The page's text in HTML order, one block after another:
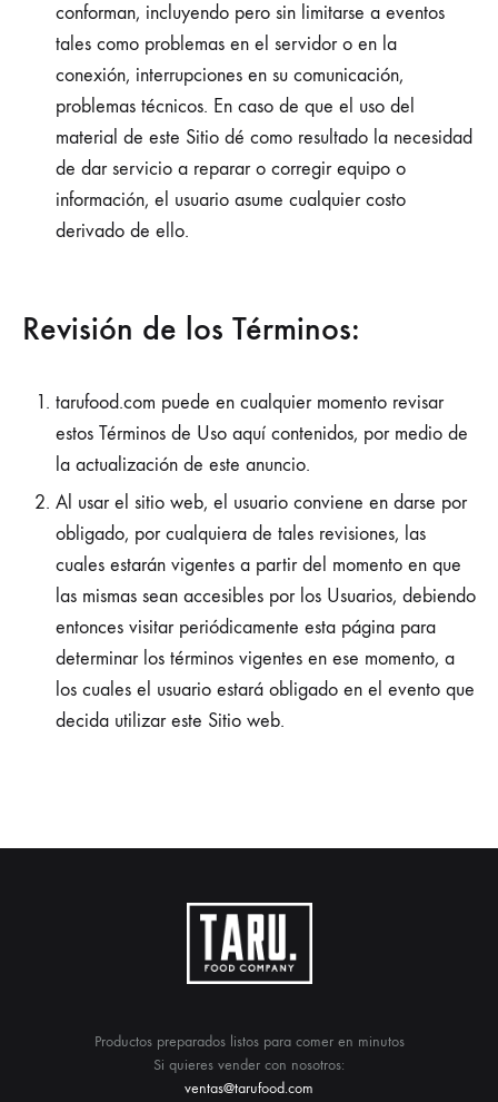
conforman, incluyendo pero sin limitarse a eventos
tales como problemas en el servidor o en la
conexión, interrupciones en su comunicación,
problemas técnicos. En caso de que el uso del
material de este Sitio dé como resultado la necesidad
de dar servicio a reparar o corregir equipo o
información, el usuario asume cualquier costo
derivado de ello.
Revisión de los Términos:
tarufood.com puede en cualquier momento revisar
estos Términos de Uso aquí contenidos, por medio de
la actualización de este anuncio.
Al usar el sitio web, el usuario conviene en darse por
obligado, por cualquiera de tales revisiones, las
cuales estarán vigentes a partir del momento en que
las mismas sean accesibles por los Usuarios, debiendo
entonces visitar periódicamente esta página para
determinar los términos vigentes en ese momento, a
los cuales el usuario estará obligado en el evento que
decida utilizar este Sitio web.
Productos preparados listos para comer en minutos
Si quieres vender con nosotros:
ventas@tarufood.com